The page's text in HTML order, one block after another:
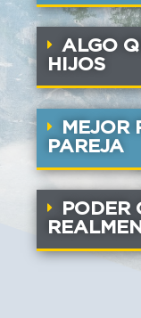
ALGO
HIJOS
MEJOR
PAREJA
PODER